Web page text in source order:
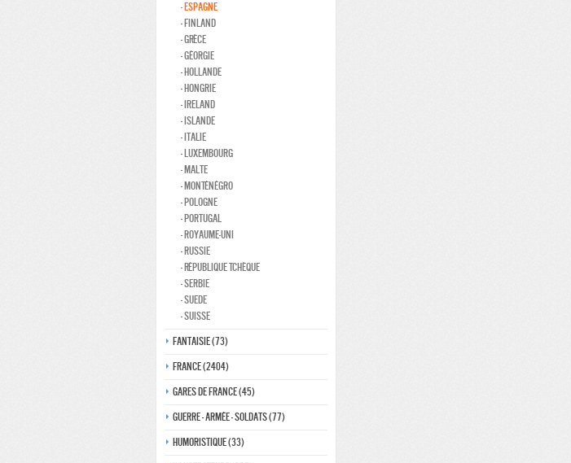
- Espagne
- Finland
- Grèce
- Géorgie
- Hollande
- Hongrie
- Ireland
- Islande
- Italie
- Luxembourg
- Malte
- Monténégro
- Pologne
- Portugal
- Royaume-Uni
- Russie
- République Tchèque
- Serbie
- Suede
- Suisse
Fantaisie (73)
France (2404)
Gares de france (45)
Guerre - Armée - Soldats (77)
Humoristique (33)